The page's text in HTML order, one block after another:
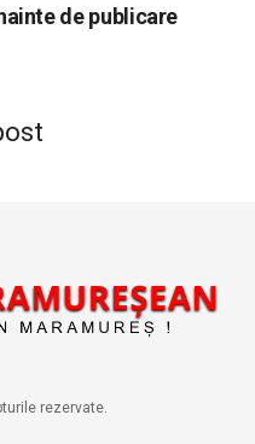
de publicare
rezervate.